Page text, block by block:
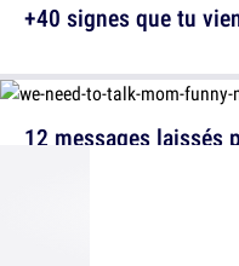
12 messages laissés
+40 signes que tu